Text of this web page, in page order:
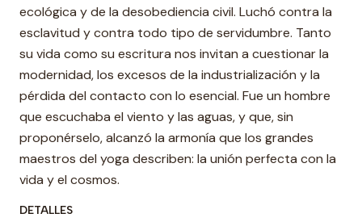
ecológica y de la desobediencia civil. Luchó contra la
esclavitud y contra todo tipo de servidumbre. Tanto
su vida como su escritura nos invitan a cuestionar la
modernidad, los excesos de la industrialización y la
pérdida del contacto con lo esencial. Fue un hombre
que escuchaba el viento y las aguas, y que, sin
proponérselo, alcanzó la armonía que los grandes
maestros del yoga describen: la unión perfecta con la
vida y el cosmos.
DETALLES